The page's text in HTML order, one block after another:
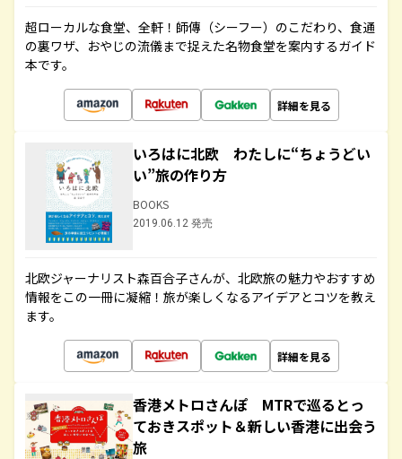
超ローカルな食堂、全軒！師傳（シーフー）のこだわり、食通
の裏ワザ、おやじの流儀まで捉えた名物食堂を案内するガイド
本です。
詳細を見る
いろはに北欧 わたしに“ちょうどい
い”旅の作り方
BOOKS
2019.06.12 発売
北欧ジャーナリスト森百合子さんが、北欧旅の魅力やおすすめ
情報をこの一冊に凝縮！旅が楽しくなるアイデアとコツを教え
ます。
詳細を見る
香港メトロさんぽ MTRで巡るとっ
ておきスポット＆新しい香港に出会う
旅